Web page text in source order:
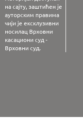
на сајту, заштићен је
ауторским правима
чији је ексклузивни
носилац Врховни
касациони суд -
Врховни суд.